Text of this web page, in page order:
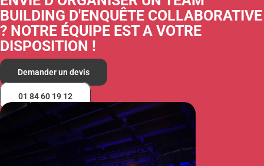
BUILDING D'ENQUÊTE COLLABORATIVE
? NOTRE ÉQUIPE EST A VOTRE
DISPOSITION !
Demander un devis
01 84 60 19 12